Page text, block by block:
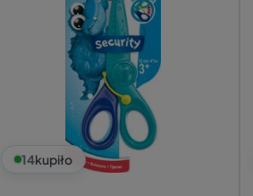
14kupiło